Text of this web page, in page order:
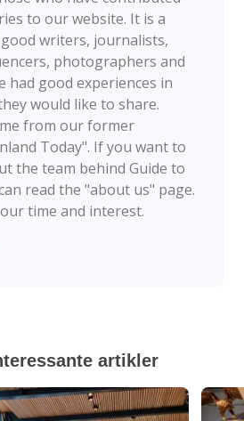
to our website. It is a
writers, journalists,
photographers and
had good experiences in
would like to share.
from our former
Today". If you want to
the team behind Guide to
read the "about us" page.
time and interest.
artikler